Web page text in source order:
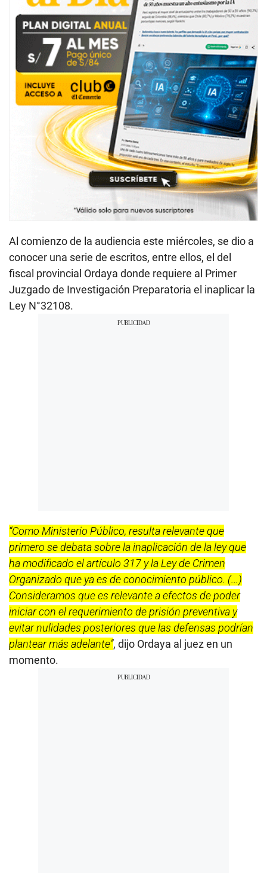
Al comienzo de la audiencia este miércoles, se dio a
conocer una serie de escritos, entre ellos, el del
fiscal provincial Ordaya donde requiere al Primer
Juzgado de Investigación Preparatoria el inaplicar la
Ley N°32108.
“Como Ministerio Público, resulta relevante que
primero se debata sobre la inaplicación de la ley que
ha modificado el artículo 317 y la Ley de Crimen
Organizado que ya es de conocimiento público. (...)
Consideramos que es relevante a efectos de poder
iniciar con el requerimiento de prisión preventiva y
evitar nulidades posteriores que las defensas podrían
plantear más adelante”, dijo Ordaya al juez en un
momento.